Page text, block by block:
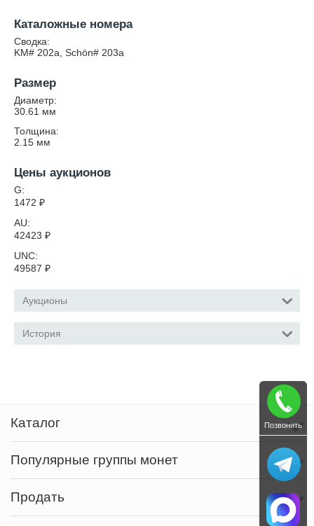
Каталожные номера
Сводка:
KM# 202a, Schön# 203a
Размер
Диаметр:
30.61 мм
Толщина:
2.15 мм
Цены аукционов
G:
1472 ₽
AU:
42423 ₽
UNC:
49587 ₽
Аукционы
История
Каталог
Популярные группы монет
Продать
Позвонить